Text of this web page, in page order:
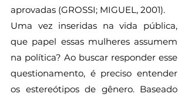
aprovadas (GROSSI; MIGUEL, 2001).
Uma vez inseridas na vida pública,
que papel essas mulheres assumem
na política? Ao buscar responder esse
questionamento, é preciso entender
os estereótipos de gênero. Baseado